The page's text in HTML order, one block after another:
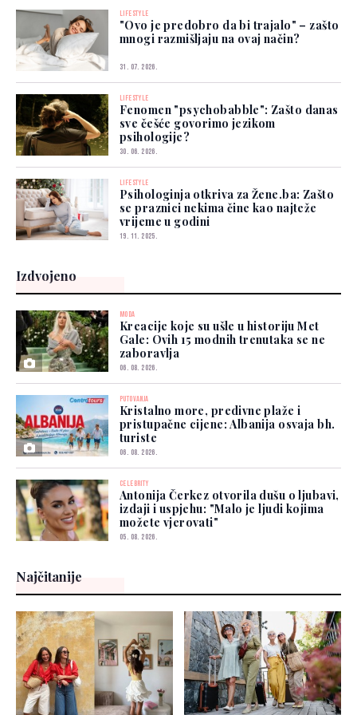
LIFESTYLE
"Ovo je predobro da bi trajalo" – zašto
mnogi razmišljaju na ovaj način?
31. 07. 2026.
LIFESTYLE
Fenomen "psychobabble": Zašto danas
sve češće govorimo jezikom
psihologije?
30. 06. 2026.
LIFESTYLE
Psihologinja otkriva za Žene.ba: Zašto
se praznici nekima čine kao najteže
vrijeme u godini
19. 11. 2025.
Izdvojeno
MODA
Kreacije koje su ušle u historiju Met
Gale: Ovih 15 modnih trenutaka se ne
zaboravlja
06. 08. 2026.
PUTOVANJA
Kristalno more, predivne plaže i
pristupačne cijene: Albanija osvaja bh.
turiste
06. 08. 2026.
CELEBRITY
Antonija Čerkez otvorila dušu o ljubavi,
izdaji i uspjehu: "Malo je ljudi kojima
možete vjerovati"
05. 08. 2026.
Najčitanije